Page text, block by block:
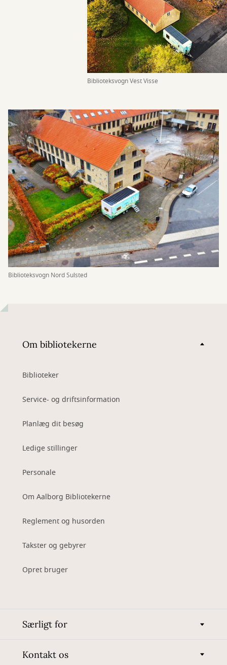
Biblioteksvogn Vest Visse
Biblioteksvogn Nord Sulsted
Om bibliotekerne
Biblioteker
Service- og driftsinformation
Planlæg dit besøg
Ledige stillinger
Personale
Om Aalborg Bibliotekerne
Reglement og husorden
Takster og gebyrer
Opret bruger
Særligt for
Kontakt os